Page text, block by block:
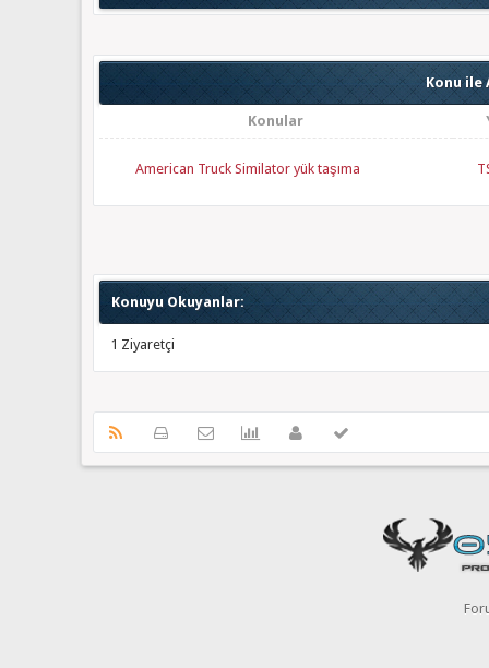
Konu ile
Konular
American Truck Similator yük taşıma
Konuyu Okuyanlar:
1 Ziyaretçi